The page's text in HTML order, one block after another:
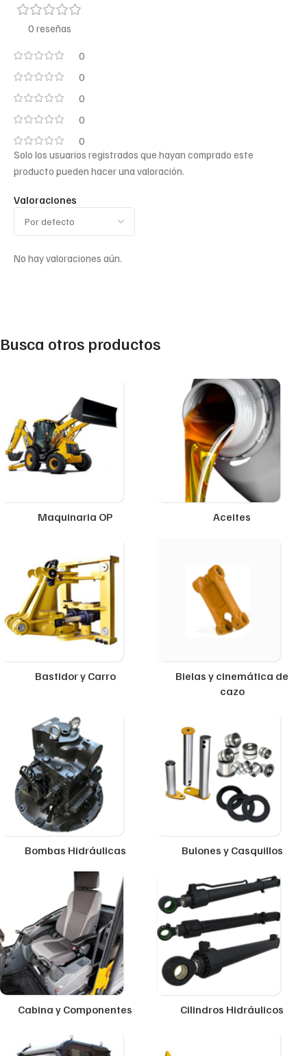
0 reseñas
0
0
0
0
0
Valoraciones
No hay valoraciones aún.
Solo los usuarios registrados que hayan comprado este
producto pueden hacer una valoración.
Busca otros productos
Maquinaria OP Aceites
Bastidor y Carro
Bielas y cinemática de
cazo
Bombas Hidráulicas Bulones y Casquillos
Cabina y Componentes Cilindros Hidráulicos